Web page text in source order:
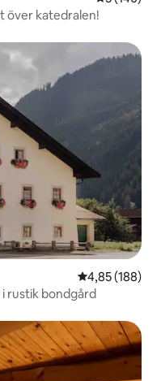
över katedralen!
4,85 av 5 i
4,85 (188)
rustik bondgård